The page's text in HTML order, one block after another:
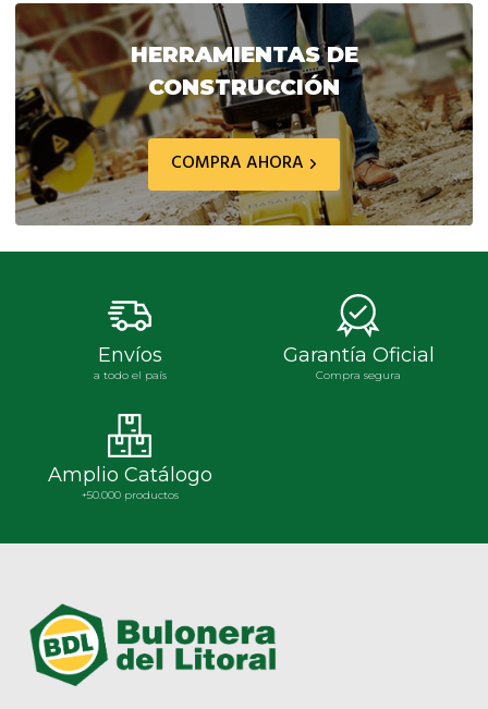
era:
$ 83.034,30.
es:
$ 66.427,10.
era:
$ 1.081.264,60.
es:
$
HERRAMIENTAS DE
CONSTRUCCIÓN
COMPRA AHORA
Envíos
a todo el país
Garantía Oficial
Compra segura
Amplio Catálogo
+50.000 productos